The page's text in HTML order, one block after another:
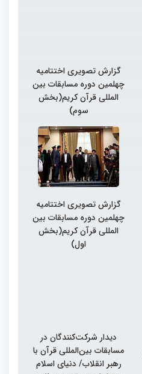
گزارش تصویری اختتامیه
چهلمین دوره مسابقات بین
المللی قرآن کریم(بخش
سوم)
گزارش تصویری اختتامیه
چهلمین دوره مسابقات بین
المللی قرآن کریم(بخش
اول)
دیدار شرکت‌کنندگان در
مسابقات بین‌المللی قرآن با
رهبر انقلاب/ دنیای اسلام